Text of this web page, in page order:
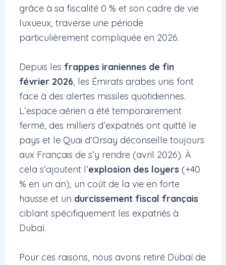
grâce à sa fiscalité 0 % et son cadre de vie
luxueux, traverse une période
particulièrement compliquée en 2026.
Depuis lesfrappes iraniennes de fin
février 2026, les Émirats arabes unis font
face à des alertes missiles quotidiennes.
L’espace aérien a été temporairement
fermé, des milliers d’expatriés ont quitté le
pays et le Quai d’Orsay déconseille toujours
aux Français de s’y rendre (avril 2026). À
cela s’ajoutent l’explosion des loyers (+40
% en un an), un coût de la vie en forte
hausse et un durcissement fiscal français
ciblant spécifiquement les expatriés à
Dubaï.
Pour ces raisons, nous avons retiré Dubaï de